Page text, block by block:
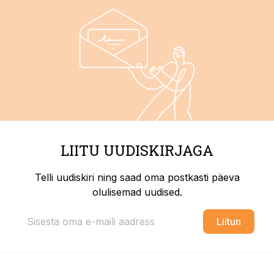
LIITU UUDISKIRJAGA
Telli uudiskiri ning saad oma postkasti päeva
olulisemad uudised.
Liitun